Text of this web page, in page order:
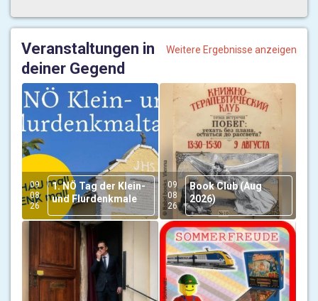
Veranstaltungen in
deiner Gegend
Weitere Ergebnisse anzeigen
09
08
26
1. NÖ Tag der Klein-
und Flurdenkmale
09
08
26
Book Club (Aug
2026)